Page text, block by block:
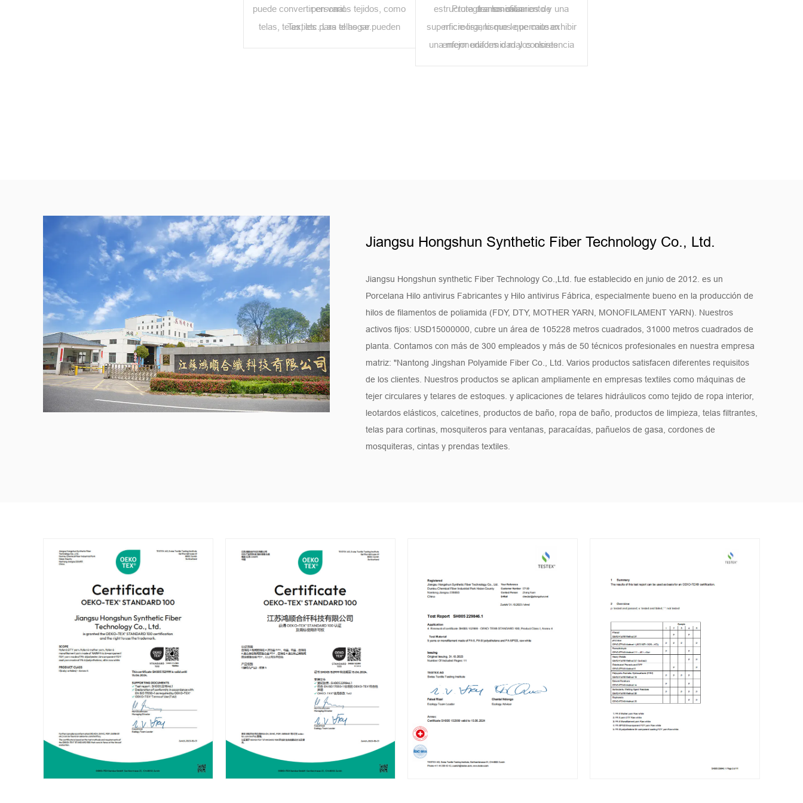
puede convertir en varios tejidos, como
telas, telas, etc. Las telas se pueden
personal.
Textiles para el hogar.
estructura de monofilamento y una
superficie lisa, lo que le permite exhibir
una mejor uniformidad y consistencia
transmisión.
Protege a los usuarios de
microorganismos que causan
enfermedades o malos olores.
Jiangsu Hongshun Synthetic Fiber Technology Co., Ltd.
Jiangsu Hongshun synthetic Fiber Technology Co.,Ltd. fue establecido en junio de 2012. es un
Porcelana Hilo antivirus Fabricantes y Hilo antivirus Fábrica , especialmente bueno en la producción de
hilos de filamentos de poliamida (FDY, DTY, MOTHER YARN, MONOFILAMENT YARN). Nuestros
activos fijos: USD15000000, cubre un área de 105228 metros cuadrados, 31000 metros cuadrados de
planta. Contamos con más de 300 empleados y más de 50 técnicos profesionales en nuestra empresa
matriz: "Nantong Jingshan Polyamide Fiber Co., Ltd. Varios productos satisfacen diferentes requisitos
de los clientes. Nuestros productos se aplican ampliamente en empresas textiles como máquinas de
tejer circulares y telares de estoques. y aplicaciones de telares hidráulicos como tejido de ropa interior,
leotardos elásticos, calcetines, productos de baño, ropa de baño, productos de limpieza, telas filtrantes,
telas para cortinas, mosquiteros para ventanas, paracaídas, pañuelos de gasa, cordones de
mosquiteras, cintas y prendas textiles.